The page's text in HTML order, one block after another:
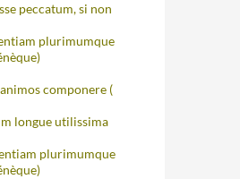
peccatum, si non
plurimumque
componere (
longue utilissima
plurimumque